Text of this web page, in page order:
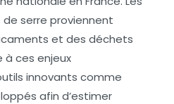
serre proviennent
et des déchets
à ces enjeux
innovants comme
afin d’estimer